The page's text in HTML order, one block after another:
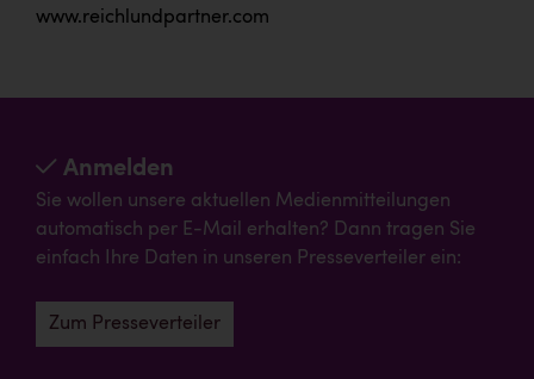
www.reichlundpartner.com
Anmelden
Sie wollen unsere aktuellen Medienmitteilungen
automatisch per E-Mail erhalten? Dann tragen Sie
einfach Ihre Daten in unseren Presseverteiler ein:
Zum Presseverteiler